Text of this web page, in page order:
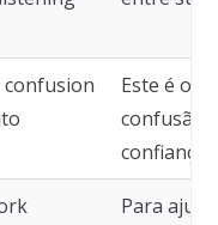
Este é o
confusão
confiança.
Para